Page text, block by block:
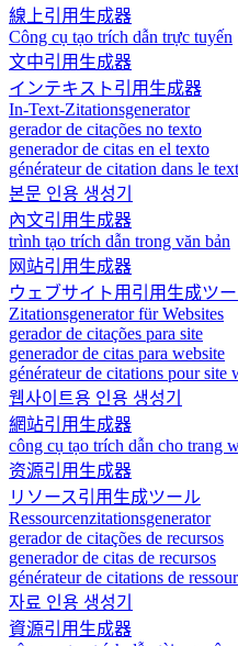
線上引用生成器
Công cụ tạo trích dẫn trực tuyến
文中引用生成器
インテキスト引用生成器
In-Text-Zitationsgenerator
gerador de citações no texto
generador de citas en el texto
générateur de citation dans le
본문 인용 생성기
內文引用生成器
trình tạo trích dẫn trong văn bản
网站引用生成器
ウェブサイト用引用生成ツ
Zitationsgenerator für Websites
gerador de citações para site
generador de citas para website
générateur de citations pour site
웹사이트용 인용 생성기
網站引用生成器
công cụ tạo trích dẫn cho trang
资源引用生成器
リソース引用生成ツール
Ressourcenzitationsgenerator
gerador de citações de recursos
generador de citas de recursos
générateur de citations de
자료 인용 생성기
資源引用生成器